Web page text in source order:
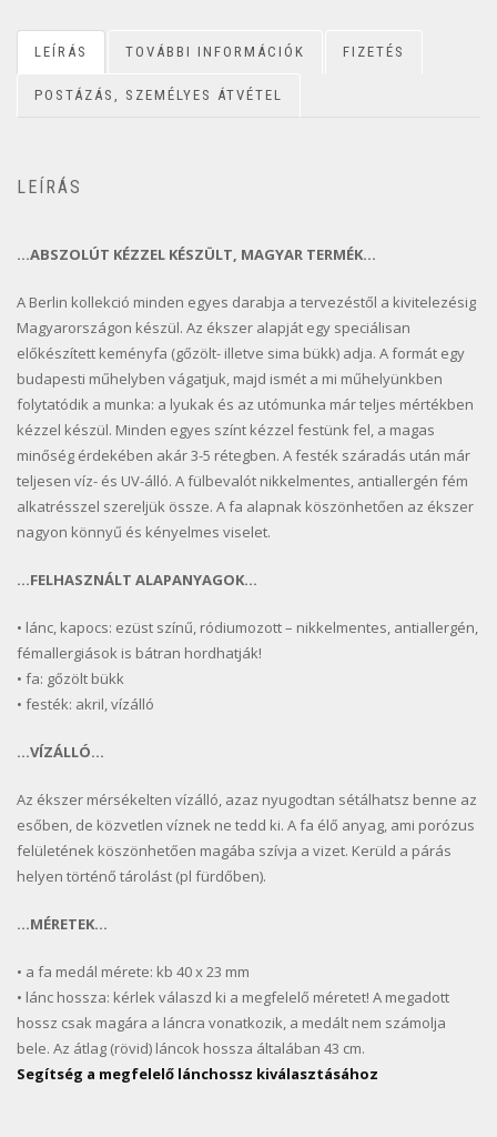
LEÍRÁS TOVÁBBI INFORMÁCIÓK FIZETÉS
POSTÁZÁS, SZEMÉLYES ÁTVÉTEL
LEÍRÁS
…ABSZOLÚT KÉZZEL KÉSZÜLT, MAGYAR TERMÉK…
A Berlin kollekció minden egyes darabja a tervezéstől a kivitelezésig
Magyarországon készül. Az ékszer alapját egy speciálisan
előkészített keményfa (gőzölt- illetve sima bükk) adja. A formát egy
budapesti műhelyben vágatjuk, majd ismét a mi műhelyünkben
folytatódik a munka: a lyukak és az utómunka már teljes mértékben
kézzel készül. Minden egyes színt kézzel festünk fel, a magas
minőség érdekében akár 3-5 rétegben. A festék száradás után már
teljesen víz- és UV-álló. A fülbevalót nikkelmentes, antiallergén fém
alkatrésszel szereljük össze. A fa alapnak köszönhetően az ékszer
nagyon könnyű és kényelmes viselet.
…FELHASZNÁLT ALAPANYAGOK…
• lánc, kapocs: ezüst színű, ródiumozott – nikkelmentes, antiallergén,
fémallergiások is bátran hordhatják!
• fa: gőzölt bükk
• festék: akril, vízálló
…VÍZÁLLÓ…
Az ékszer mérsékelten vízálló, azaz nyugodtan sétálhatsz benne az
esőben, de közvetlen víznek ne tedd ki. A fa élő anyag, ami porózus
felületének köszönhetően magába szívja a vizet. Kerüld a párás
helyen történő tárolást (pl fürdőben).
…MÉRETEK…
• a fa medál mérete: kb 40 x 23 mm
• lánc hossza: kérlek válaszd ki a megfelelő méretet! A megadott
hossz csak magára a láncra vonatkozik, a medált nem számolja
bele. Az átlag (rövid) láncok hossza általában 43 cm.
Segítség a megfelelő lánchossz kiválasztásához